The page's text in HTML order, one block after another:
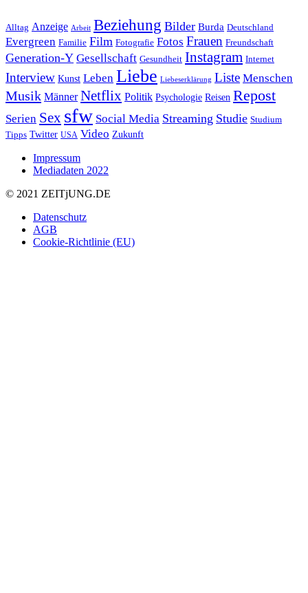
Alltag Anzeige Arbeit Beziehung Bilder Burda Deutschland
Evergreen Familie Film Fotografie Fotos Frauen Freundschaft
Generation-Y Gesellschaft Gesundheit Instagram Internet
Interview Kunst Leben Liebe Liebeserklärung Liste Menschen
Musik Männer Netflix Politik Psychologie Reisen Repost
Serien Sex sfw Social Media Streaming Studie Studium
Tipps Twitter USA Video Zukunft
Impressum
Mediadaten 2022
© 2021 ZEITjUNG.DE
Datenschutz
AGB
Cookie-Richtlinie (EU)